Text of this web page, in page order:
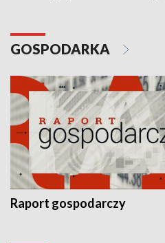
GOSPODARKA
Raport gospodarczy